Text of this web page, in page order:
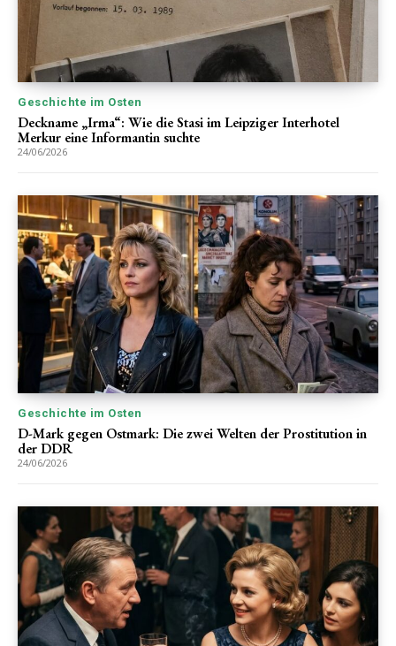
Geschichte im Osten
Deckname „Irma“: Wie die Stasi im Leipziger Interhotel
Merkur eine Informantin suchte
24/06/2026
Geschichte im Osten
D-Mark gegen Ostmark: Die zwei Welten der Prostitution in
der DDR
24/06/2026